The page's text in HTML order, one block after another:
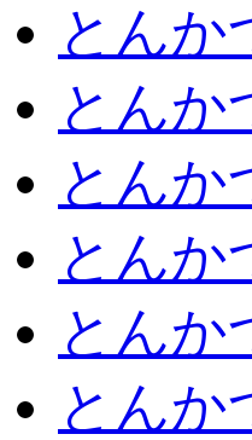
とんか
とんか
とんか
とんか
とんか
とんか